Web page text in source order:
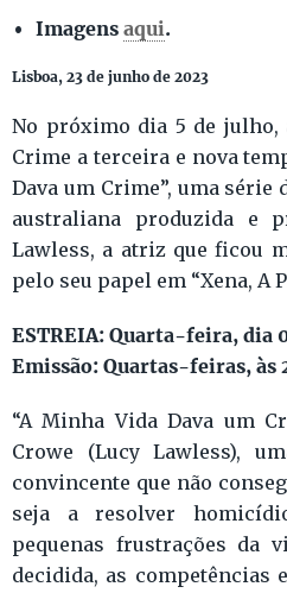
Imagensaqui.
Lisboa, 23 de junho de 2023
No próximo dia 5 de julho,
Crime a terceira e nova
Dava um Crime”, uma
australiana produzida e
Lawless, a atriz que ficou
pelo seu papel em “Xena, A
ESTREIA: Quarta-feira, dia
Emissão: Quartas-feiras, às
“A Minha Vida Dava um
Crowe (Lucy Lawless),
convincente que não
seja a resolver
pequenas frustrações da
decidida, as competências